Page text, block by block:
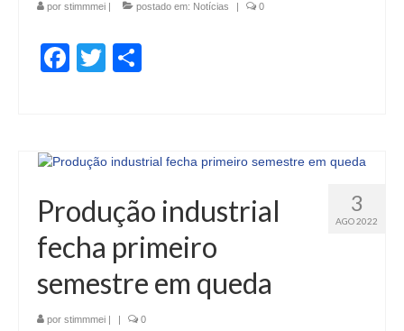
por stimmmei | postado em: Notícias | 0
Facebook
Twitter
3
AGO 2022
Produção industrial
fecha primeiro
semestre em queda
por stimmmei 0